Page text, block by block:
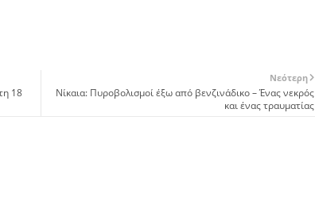
Νεότερη
Νίκαια: Πυροβολισμοί έξω από βενζινάδικο – Ένας νεκρός
και ένας τραυματίας
18